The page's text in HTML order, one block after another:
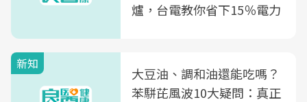
爐，台電教你省下15％電力
新知
大豆油、調和油還能吃嗎？
苯駢芘風波10大疑問：真正